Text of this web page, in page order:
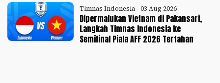
Timnas Indonesia - 03 Aug 2026
Dipermalukan Vietnam di Pakansari,
Langkah Timnas Indonesia ke
Semifinal Piala AFF 2026 Tertahan